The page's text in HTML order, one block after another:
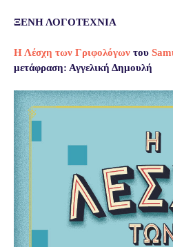
ΞΕΝΗ ΛΟΓΟΤΕΧΝΙΑ
Η Λέσχη των Γριφολόγων του
μετάφραση: Αγγελική Δημουλή